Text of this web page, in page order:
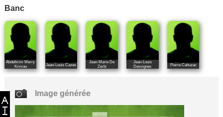
Banc
Abdelkrim Merry
Krimau
Jean-Louis Cazes
Jean-Marie De
Zerbi
Jean-Louis
Desvignes
Pierre Cahuzac
Image générée